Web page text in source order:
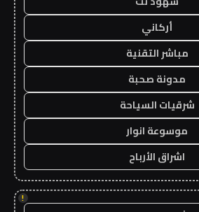
أركاني
مباشر التقنية
مدونة صحبة
شرقيات السياحة
موسوعة انوار
اشراق الأرباح
!